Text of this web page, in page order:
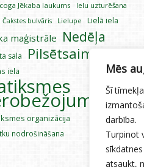
Mēs
Šī
darbība.
Turpinot
atsaukt,
Jēkaba laukums Ielu uzturēšana
Čakstes bulvāris Lielupe Lielā iela
maģistrāle Nedēļa
sala Pilsētsaimniecība
iela
organizācija
nodrošināšana